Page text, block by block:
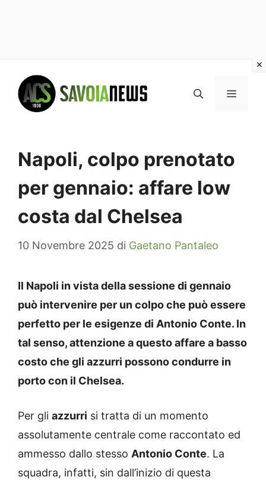
contenuto
MENU
Napoli, colpo prenotato
per gennaio: affare low
costa dal Chelsea
10 Novembre 2025 di Gaetano Pantaleo
Il Napoli in vista della sessione di gennaio
può intervenire per un colpo che può essere
perfetto per le esigenze di Antonio Conte. In
tal senso, attenzione a questo affare a basso
costo che gli azzurri possono condurre in
porto con il Chelsea.
Per gli azzurri si tratta di un momento
assolutamente centrale come raccontato ed
ammesso dallo stesso Antonio Conte. La
squadra, infatti, sin dall’inizio di questa